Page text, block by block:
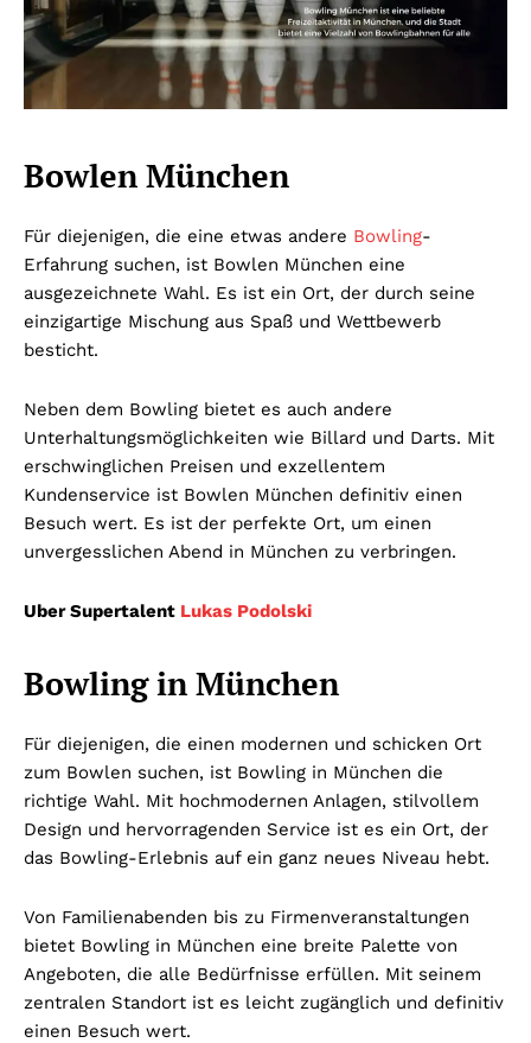
Bowlen München
Für diejenigen, die eine etwas andere Bowling-
Erfahrung suchen, ist Bowlen München eine
ausgezeichnete Wahl. Es ist ein Ort, der durch seine
einzigartige Mischung aus Spaß und Wettbewerb
besticht.
Neben dem Bowling bietet es auch andere
Unterhaltungsmöglichkeiten wie Billard und Darts. Mit
erschwinglichen Preisen und exzellentem
Kundenservice ist Bowlen München definitiv einen
Besuch wert. Es ist der perfekte Ort, um einen
unvergesslichen Abend in München zu verbringen.
Uber Supertalent Lukas Podolski
Bowling in München
Für diejenigen, die einen modernen und schicken Ort
zum Bowlen suchen, ist Bowling in München die
richtige Wahl. Mit hochmodernen Anlagen, stilvollem
Design und hervorragenden Service ist es ein Ort, der
das Bowling-Erlebnis auf ein ganz neues Niveau hebt.
Von Familienabenden bis zu Firmenveranstaltungen
bietet Bowling in München eine breite Palette von
Angeboten, die alle Bedürfnisse erfüllen. Mit seinem
zentralen Standort ist es leicht zugänglich und definitiv
einen Besuch wert.